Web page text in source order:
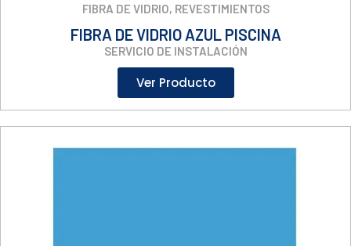
FIBRA DE VIDRIO, REVESTIMIENTOS
FIBRA DE VIDRIO AZUL PISCINA
SERVICIO DE INSTALACIÓN
Ver Producto